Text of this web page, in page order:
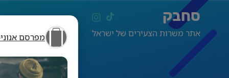
מפרסם
סחבק
אתר משרות הצעירים של ישראל